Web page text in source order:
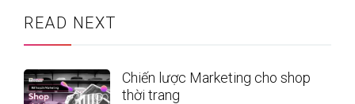
READ NEXT
Chiến lược Marketing cho shop
thời trang